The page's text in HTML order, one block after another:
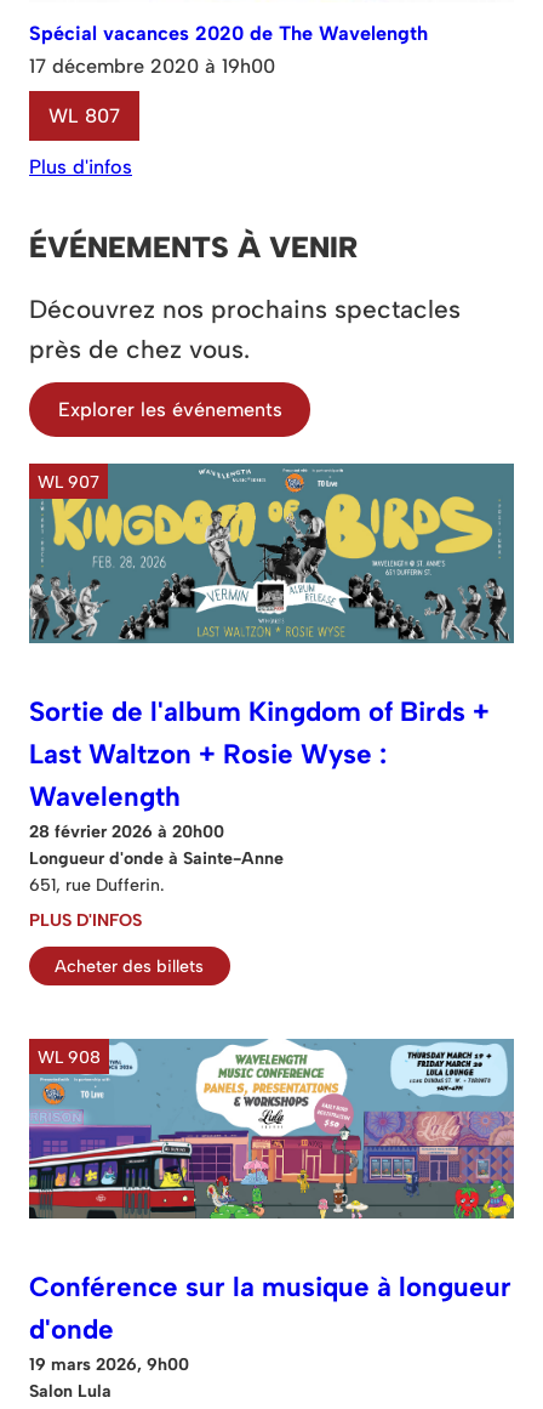
Spécial vacances 2020 de The Wavelength
17 décembre 2020 à 19h00
WL 807
Plus d'infos
ÉVÉNEMENTS À VENIR
Découvrez nos prochains spectacles
près de chez vous.
Explorer les événements
WL 907
Sortie de l'album Kingdom of Birds +
Last Waltzon + Rosie Wyse :
Wavelength
28 février 2026 à 20h00
Longueur d'onde à Sainte-Anne
651, rue Dufferin.
PLUS D'INFOS
Acheter des billets
WL 908
Conférence sur la musique à longueur
d'onde
19 mars 2026, 9h00
Salon Lula